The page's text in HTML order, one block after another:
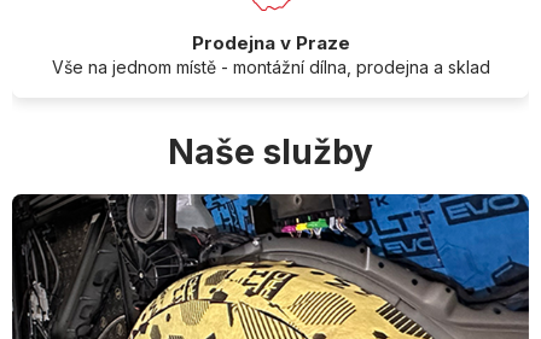
Prodejna v Praze
Vše na jednom místě - montážní dílna, prodejna a sklad
Naše služby